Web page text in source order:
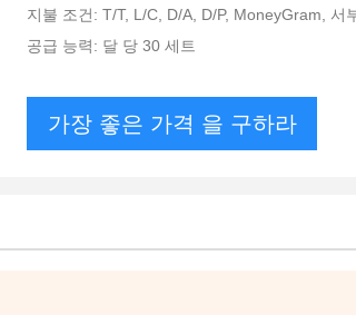
지불 조건: T/T, L/C, D/A, D/P, MoneyGram, 서
공급 능력: 달 당 30 세트
가장 좋은 가격 을 구하라